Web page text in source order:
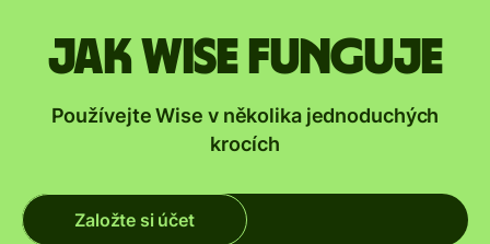
Jak Wise funguje
Používejte Wise v několika jednoduchých
krocích
Založte si účet